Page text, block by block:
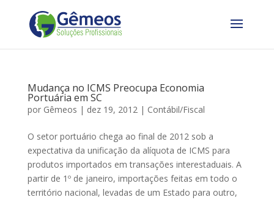
Mudança no ICMS Preocupa Economia
Portuária em SC
por Gêmeos | dez 19, 2012| Contábil/Fiscal
O setor portuário chega ao final de 2012 sob a
expectativa da unificação da alíquota de ICMS para
produtos importados em transações interestaduais. A
partir de 1º de janeiro, importações feitas em todo o
território nacional, levadas de um Estado para outro,